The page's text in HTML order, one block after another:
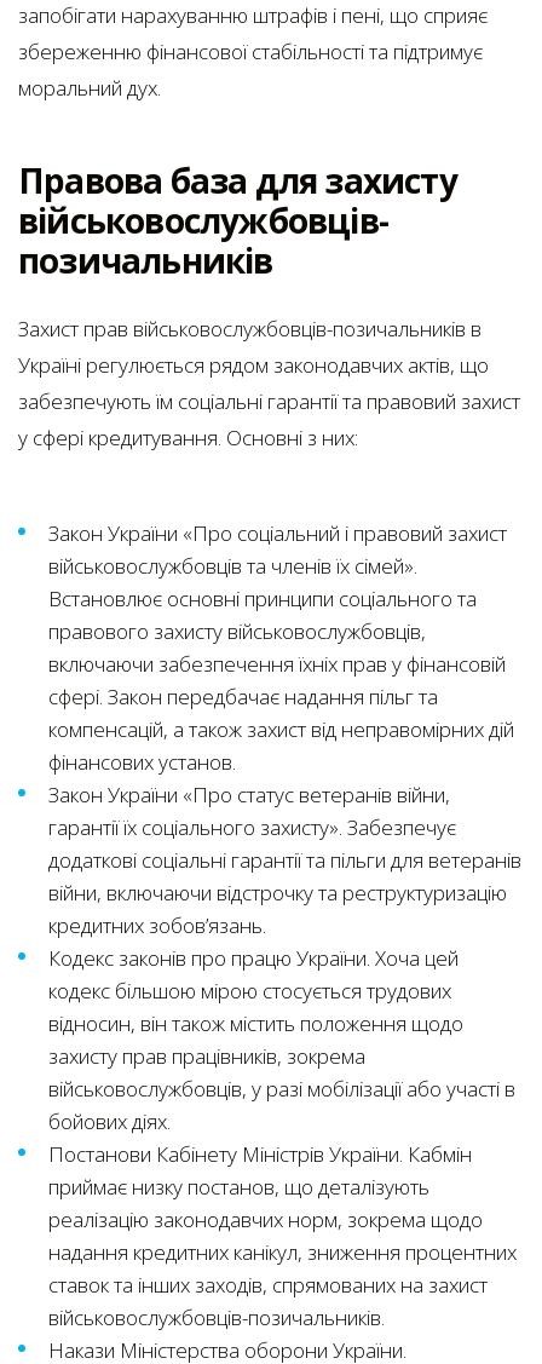
запобігати нарахуванню штрафів і пені, що сприяє
збереженню фінансової стабільності та підтримує
моральний дух.
Правова база для захисту
військовослужбовців-
позичальників
Захист прав військовослужбовців-позичальників в
Україні регулюється рядом законодавчих актів, що
забезпечують їм соціальні гарантії та правовий захист
у сфері кредитування. Основні з них:
Закон України «Про соціальний і правовий захист
військовослужбовців та членів їх сімей».
Встановлює основні принципи соціального та
правового захисту військовослужбовців,
включаючи забезпечення їхніх прав у фінансовій
сфері. Закон передбачає надання пільг та
компенсацій, а також захист від неправомірних дій
фінансових установ.
Закон України «Про статус ветеранів війни,
гарантії їх соціального захисту». Забезпечує
додаткові соціальні гарантії та пільги для ветеранів
війни, включаючи відстрочку та реструктуризацію
кредитних зобов’язань.
Кодекс законів про працю України. Хоча цей
кодекс більшою мірою стосується трудових
відносин, він також містить положення щодо
захисту прав працівників, зокрема
військовослужбовців, у разі мобілізації або участі в
бойових діях.
Постанови Кабінету Міністрів України. Кабмін
приймає низку постанов, що деталізують
реалізацію законодавчих норм, зокрема щодо
надання кредитних канікул, зниження процентних
ставок та інших заходів, спрямованих на захист
військовослужбовців-позичальників.
Накази Міністерства оборони України.